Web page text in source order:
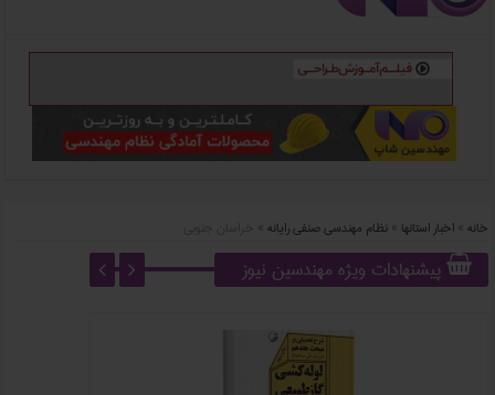
خانه »اخبار استانها »نظام مهندسی صنفی رایانه
پیشنهادات ویژه مهندسین نیوز